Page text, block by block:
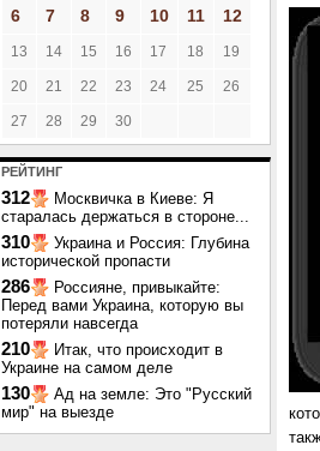
6
7 8 9 10 11 12
13 14 15 16 17 18 19
20 21 22 23 24 25 26
27 28 29 30
РЕЙТИНГ
312
Москвичка в Киеве: Я
старалась держаться в стороне...
310
Украина и Россия: Глубина
исторической пропасти
286
Россияне, привыкайте:
Перед вами Украина, которую вы
потеряли навсегда
210
Итак, что происходит в
Украине на самом деле
130
Ад на земле: Это "Русский
мир" на выезде